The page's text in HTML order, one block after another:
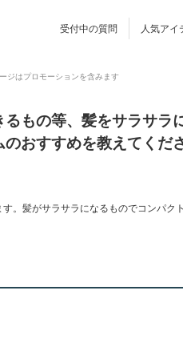
受付中の質問 人気アイ
ジはプロモーションを含みます
もの等、髪をサラサラ
おすすめを教えてくだ
。髪がサラサラになるものでコンパク